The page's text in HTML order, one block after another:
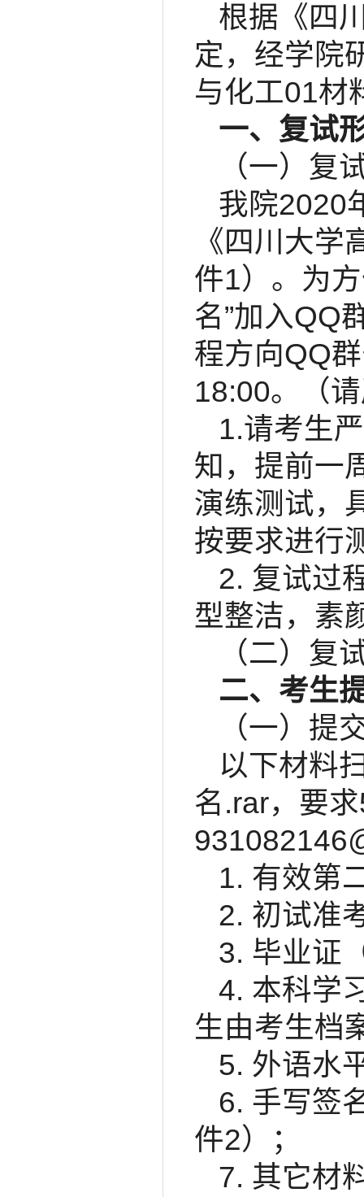
根据《四
定，经学院
与化工01材
一、复试
（一）复
我院2020
《四川大
件1）。为
名”加入QQ
程方向QQ
18:00。（
1.请考生
知，提前一
演练测试，
按要求进行
2. 复试过
型整洁，素
（二）
二、考生
（一）提
以下材料
名.rar，要
1. 有效第
2. 初试准
3. 毕业证
4. 本科学
生由考生档
5. 外语水
6. 手写签
件2）；
7. 其它材